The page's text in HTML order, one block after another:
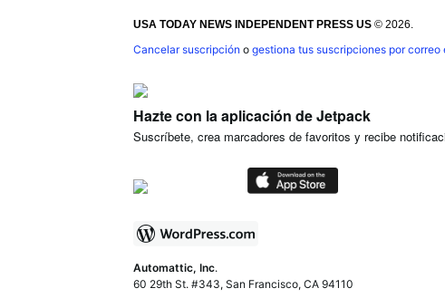
USA TODAY NEWS INDEPENDENT PRESS US © 2026.
Cancelar suscripción o gestiona tus suscripciones por correo
Hazte con la aplicación de Jetpack
Suscríbete, crea marcadores de favoritos y recibe
Automattic, Inc.
60 29th St. #343, San Francisco, CA 94110